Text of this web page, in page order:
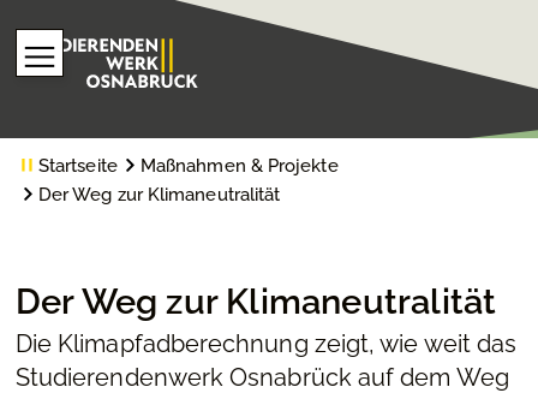
Startseite
Maßnahmen & Projekte
Der Weg zur Klimaneutralität
Der Weg zur Klimaneutralität
Die Klimapfadberechnung zeigt, wie weit das
Studierendenwerk Osnabrück auf dem Weg